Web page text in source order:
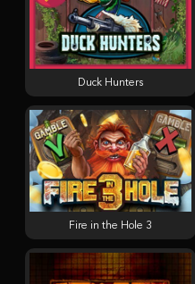
Duck Hunters
Fire in the Hole 3